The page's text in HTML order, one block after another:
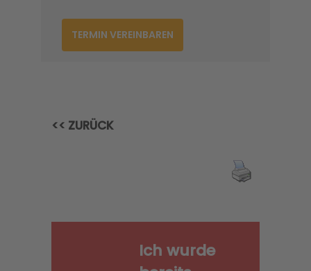
TERMIN VEREINBAREN
<< ZURÜCK
Ich wurde